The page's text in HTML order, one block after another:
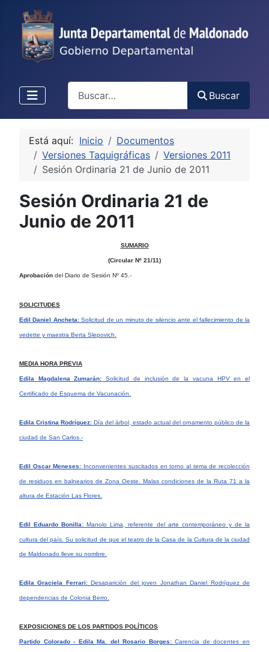
Buscar
Está aquí: Inicio
Documentos
Versiones Taquigráficas
Versiones 2011
Sesión Ordinaria 21 de Junio de 2011
Sesión Ordinaria 21 de
Junio de 2011
SUMARIO
(Circular Nº 21/11)
Aprobación del Diario de Sesión Nº 45.-
SOLICITUDES
Edil Daniel Ancheta:Solicitud de un minuto de silencio ante el fallecimiento de la
vedette y maestra Berta Slepovich.
MEDIA HORA PREVIA
Edila Magdalena Zumarán: Solicitud de inclusión de la vacuna HPV en el
Certificado de Esquema de Vacunación.
Edila Cristina Rodríguez: Día del árbol, estado actual del ornamento público de la
ciudad de San Carlos.-
Edil Oscar Meneses: Inconvenientes suscitados en torno al tema de recolección
de residuos en balnearios de Zona Oeste. Malas condiciones de la Ruta 71 a la
altura de Estación Las Flores.
Edil Eduardo Bonilla: Manolo Lima, referente del arte contemporáneo y de la
cultura del país. Su solicitud de que el teatro de la Casa de la Cultura de la ciudad
de Maldonado lleve su nombre.
Edila Graciela Ferrari:Desaparición del joven Jonathan Daniel Rodríguez de
dependencias de Colonia Berro.
EXPOSICIONES DE LOS PARTIDOS POLÍTICOS
Partido Colorado - Edila Ma. del Rosario Borges: Carencia de docentes en